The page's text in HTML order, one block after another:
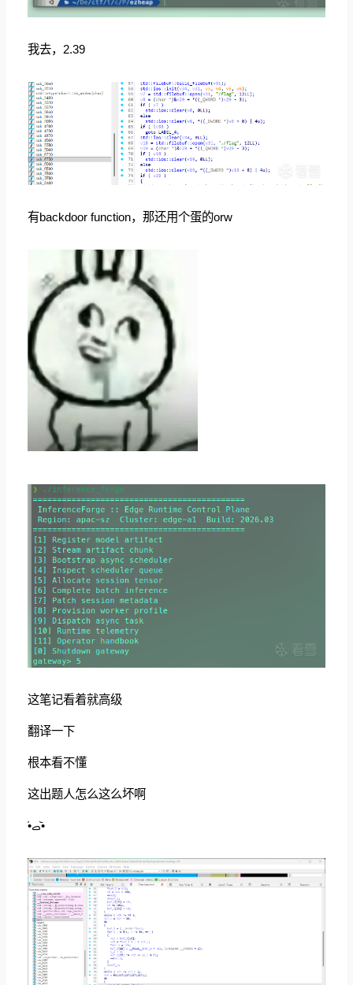
我去，2.39
有backdoor function，那还用个蛋的orw
这笔记看着就高级
翻译一下
根本看不懂
这出题人怎么这么坏啊
•᷄ࡇ•᷅